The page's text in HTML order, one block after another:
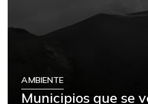
AMBIENTE
Municipios que se